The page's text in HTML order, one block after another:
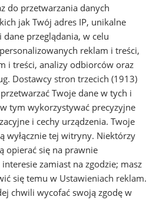
do przetwarzania danych
jak Twój adres IP, unikalne
przeglądania, w celu
reklam i treści,
i treści, analizy odbiorców oraz
Dostawcy stron trzecich (1913)
Twoje dane w tych i
tym wykorzystywać precyzyjne
i cechy urządzenia. Twoje
wyłącznie tej witryny. Niektórzy
opierać się na prawnie
zamiast na zgodzie; masz
się temu w Ustawieniach reklam.
chwili wycofać swoją zgodę w